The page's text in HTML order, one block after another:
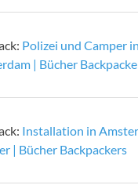
Polizei und Camper in
| Bücher
Installation in
| Bücher Backpackers